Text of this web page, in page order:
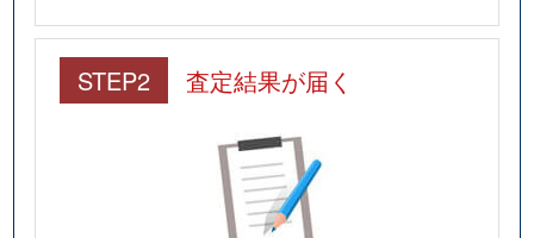
STEP2 査定結果が届く